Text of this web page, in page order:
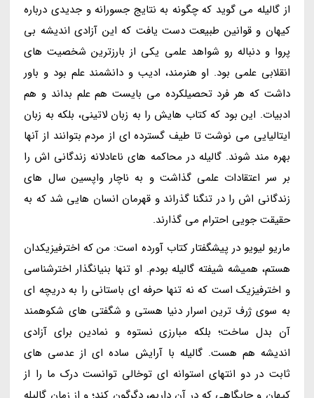
از گالیله می گوید که چگونه به نتایج جسورانه و جدیدی درباره
کیهان و قوانین طبیعت دست یافت که این آزادی اندیشه بی
پروا و دنباله رو شواهد علمی یکی از بارزترین شخصیت های
انقلابی علمی بود. او هنرمند، ادیب و دانشمند علم بود و باور
داشت که هر فرد تحصیلکرده می بایست هم علم بداند و هم
ادبیات. این بود که کتاب هایش را به زبان لاتینی، بلکه به زبان
ایتالیایی می نوشت تا طیف گسترده ای از مردم بتوانند از آنها
بهره مند شوند. گالیله در محاکمه های ناعادلانه زندگانی اش را
بر سر اعتقادات علمی گذاشت و به ناچار واپسین سال های
زندگانی اش را در تنگنا گذراند و قهرمان انسان هایی شد که به
حقیقت جویی احترام می گذارند.
ماریو لیویو در پیشگفتار کتاب آورده است: من که اخترفیزیکدان
هستم، همیشه شیفته گالیله بودم. او تنها بنیانگذار اخترشناسی
و اخترفیزیک است که نه تنها حرفه ای باستانی را به دریچه ای
به سوی ژرف ترین اسرار دنیا هستی و شگفتی های شکوهمند
آن بدل ساخت؛ بلکه مبارزی نستوه و نمادین برای آزادی
اندیشه هم هست. گالیله با آرایش ساده ای از عدسی های
ثابت در دو انتهای استوانه ای توخالی توانست درک ما را از